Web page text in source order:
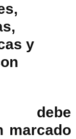
y
debe
marcado